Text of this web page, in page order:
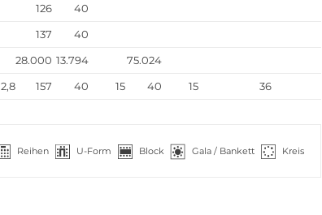
126
40
137
40
28.000 13.794
75.024
2,8 157 40 15 40 15 36
Reihen U-Form Block Gala / Bankett Kreis